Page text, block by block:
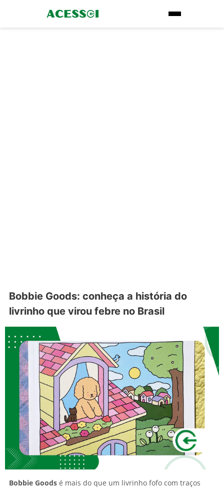
Bobbie Goods: conheça a história do
livrinho que virou febre no Brasil
Bobbie Goods é mais do que um livrinho fofo com traços